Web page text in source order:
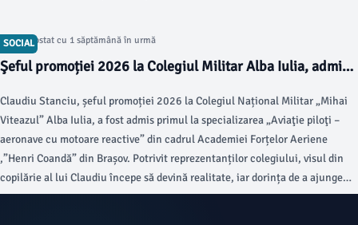
SOCIAL
Articol postat cu 1 săptămână în urmă
Şeful promoției 2026 la Colegiul Militar Alba Iulia, admis
Academia Forțelor Aeriene”Henri Coandă” din Brașov
Claudiu Stanciu, șeful promoției 2026 la Colegiul Național Militar „Mihai
Viteazul” Alba Iulia, a fost admis primul la specializarea „Aviaţie piloţi –
aeronave cu motoare reactive” din cadrul Academiei Forțelor Aeriene
,”Henri Coandă” din Brașov. Potrivit reprezentanților colegiului, visul din
copilărie al lui Claudiu începe să devină realitate, iar dorința de a ajunge
pilot militar prinde contur.